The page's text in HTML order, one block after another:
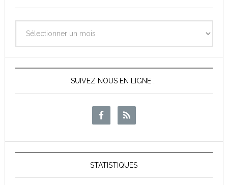
des
News
SUIVEZ NOUS EN LIGNE …
STATISTIQUES